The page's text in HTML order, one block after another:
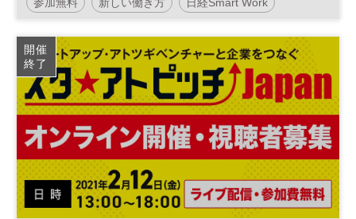
テレワーク
開催
終了